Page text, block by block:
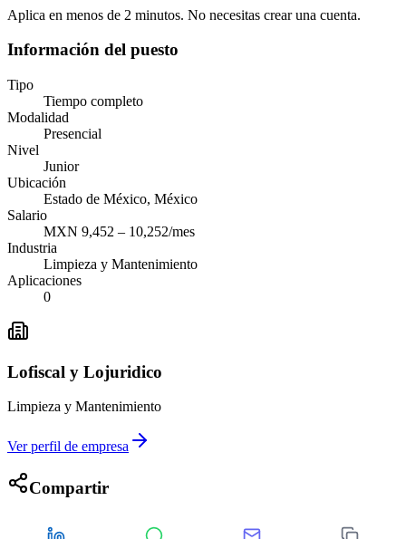
Aplica en menos de 2 minutos. No necesitas crear una cuenta.
Información del puesto
Tipo
Tiempo completo
Modalidad
Presencial
Nivel
Junior
Ubicación
Estado de México, México
Salario
MXN 9,452 – 10,252/mes
Industria
Limpieza y Mantenimiento
Aplicaciones
0
Lofiscal y Lojuridico
Limpieza y Mantenimiento
Ver perfil de empresa
Compartir